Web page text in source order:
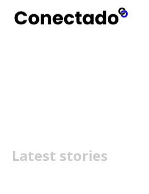
Latest stories